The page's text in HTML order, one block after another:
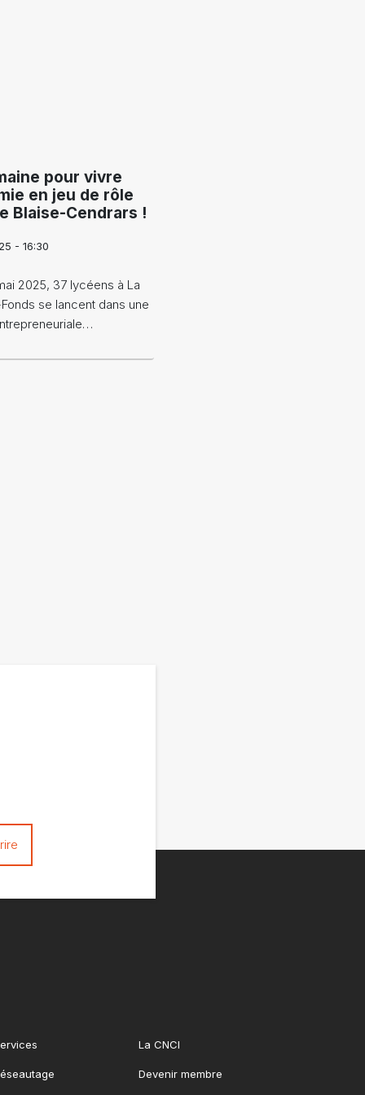
pour vivre
en jeu de rôle
Blaise-Cendrars !
- 16:30
2025, 37 lycéens à La
se lancent dans une
La CNCI
Devenir membre